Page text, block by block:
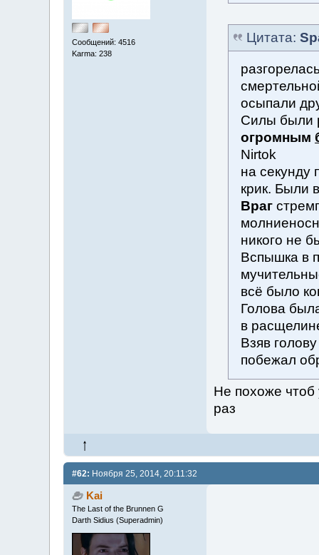
Сообщений: 4516
Karma: 238
Цитата:
осыпали
Силы были
огромным
Nirtok
на секунду
крик. Были
Враг
никого не
Вспышка в
всё было
Голова
в
Взяв
побежал
Не похоже чтоб
раз
#62: Ноября 25, 2014, 20:11:32
Kai
The Last of the Brunnen G
Darth Sidius (Superadmin)